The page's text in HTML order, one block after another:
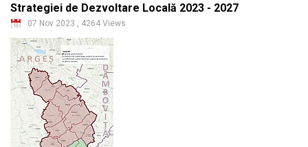
Strategiei de Dezvoltare Locală 2023 - 2027
07 Nov 2023 , 4264 Views